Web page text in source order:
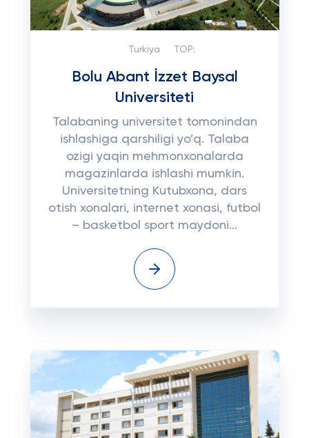
Turkiya TOP:
Bolu Abant İzzet Baysal
Universiteti
Talabaning universitet tomonindan
ishlashiga qarshiligi yo’q. Talaba
ozigi yaqin mehmonxonalarda
magazinlarda ishlashi mumkin.
Universitetning Kutubxona, dars
otish xonalari, internet xonasi, futbol
– basketbol sport maydoni...